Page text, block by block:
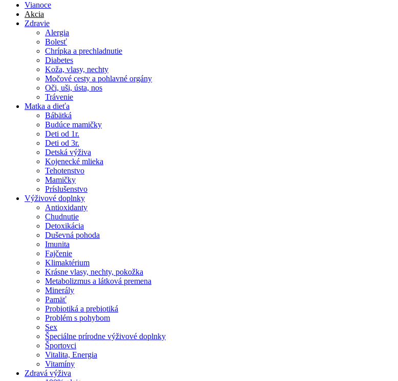
Vianoce
Akcia
Zdravie
Alergia
Bolesť
Chrípka a prechladnutie
Diabetes
Koža, vlasy, nechty
Močové cesty a pohlavné orgány
Oči, uši, ústa, nos
Trávenie
Matka a dieťa
Bábätká
Budúce mamičky
Deti od 1r.
Deti od 3r.
Detská výživa
Kojenecké mlieka
Tehotenstvo
Mamičky
Príslušenstvo
Výživové doplnky
Antioxidanty
Chudnutie
Detoxikácia
Duševná pohoda
Imunita
Fajčenie
Klimaktérium
Krásne vlasy, nechty, pokožka
Metabolizmus a látková premena
Minerály
Pamäť
Probiotiká a prebiotiká
Problém s pohybom
Sex
Špeciálne prírodne výživové doplnky
Športovci
Vitalita, Energia
Vitamíny
Zdravá výživa